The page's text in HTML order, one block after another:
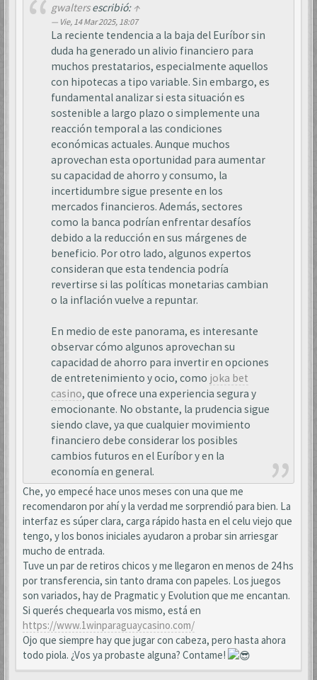
gwaltersescribió: ↑
Vie, 14 Mar 2025, 18:07
La reciente tendencia a la baja del Euríbor sin
duda ha generado un alivio financiero para
muchos prestatarios, especialmente aquellos
con hipotecas a tipo variable. Sin embargo, es
fundamental analizar si esta situación es
sostenible a largo plazo o simplemente una
reacción temporal a las condiciones
económicas actuales. Aunque muchos
aprovechan esta oportunidad para aumentar
su capacidad de ahorro y consumo, la
incertidumbre sigue presente en los
mercados financieros. Además, sectores
como la banca podrían enfrentar desafíos
debido a la reducción en sus márgenes de
beneficio. Por otro lado, algunos expertos
consideran que esta tendencia podría
revertirse si las políticas monetarias cambian
o la inflación vuelve a repuntar.
En medio de este panorama, es interesante
observar cómo algunos aprovechan su
capacidad de ahorro para invertir en opciones
de entretenimiento y ocio, como joka bet
casino, que ofrece una experiencia segura y
emocionante. No obstante, la prudencia sigue
siendo clave, ya que cualquier movimiento
financiero debe considerar los posibles
cambios futuros en el Euríbor y en la
economía en general.
Che, yo empecé hace unos meses con una que me
recomendaron por ahí y la verdad me sorprendió para bien. La
interfaz es súper clara, carga rápido hasta en el celu viejo que
tengo, y los bonos iniciales ayudaron a probar sin arriesgar
mucho de entrada.
Tuve un par de retiros chicos y me llegaron en menos de 24 hs
por transferencia, sin tanto drama con papeles. Los juegos
son variados, hay de Pragmatic y Evolution que me encantan.
Si querés chequearla vos mismo, está en
https://www.1winparaguaycasino.com/
Ojo que siempre hay que jugar con cabeza, pero hasta ahora
todo piola. ¿Vos ya probaste alguna? Contame!